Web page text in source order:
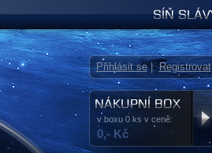
v boxu 0 ks v ceně:
0,- Kč
Přihlásit se|Registrovat
Síň slávy